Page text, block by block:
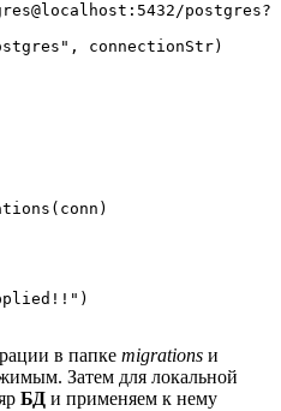
postgres?
connectionStr)
в папке migrations и
Затем для локальной
БД и применяем к нему